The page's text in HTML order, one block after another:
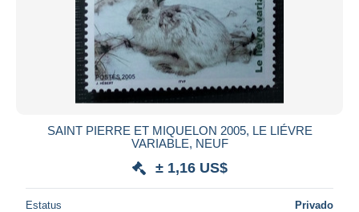
SAINT PIERRE ET MIQUELON 2005, LE LIÉVRE
VARIABLE, NEUF
± 1,16 US$
Estatus Privado